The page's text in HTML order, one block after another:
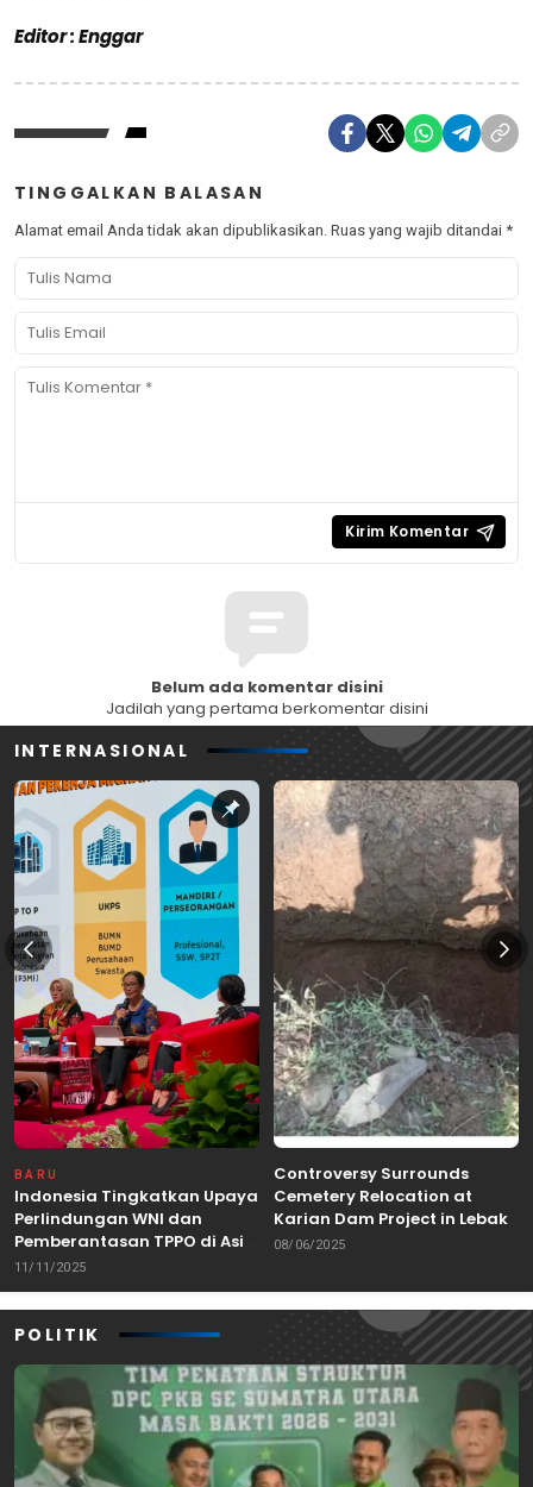
Editor : Enggar
TINGGALKAN BALASAN
Alamat email Anda tidak akan dipublikasikan. Ruas yang wajib ditandai *
Belum ada komentar disini
Jadilah yang pertama berkomentar disini
INTERNASIONAL
BARU
Indonesia Tingkatkan Upaya
Perlindungan WNI dan
Pemberantasan TPPO di Asia
Tenggara
11/11/2025
Controversy Surrounds
Cemetery Relocation at
Karian Dam Project in Lebak,
Banten
08/06/2025
POLITIK